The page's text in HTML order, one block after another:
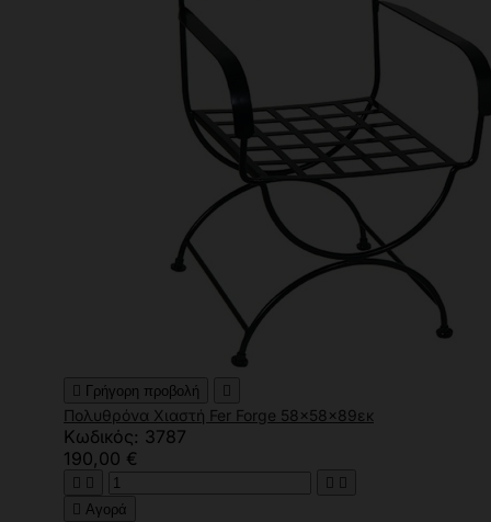
 Γρήγορη προβολή 
Πολυθρόνα Χιαστή Fer Forge 58x58x89εκ
Κωδικός: 3787
190,00 €
   
 Αγορά